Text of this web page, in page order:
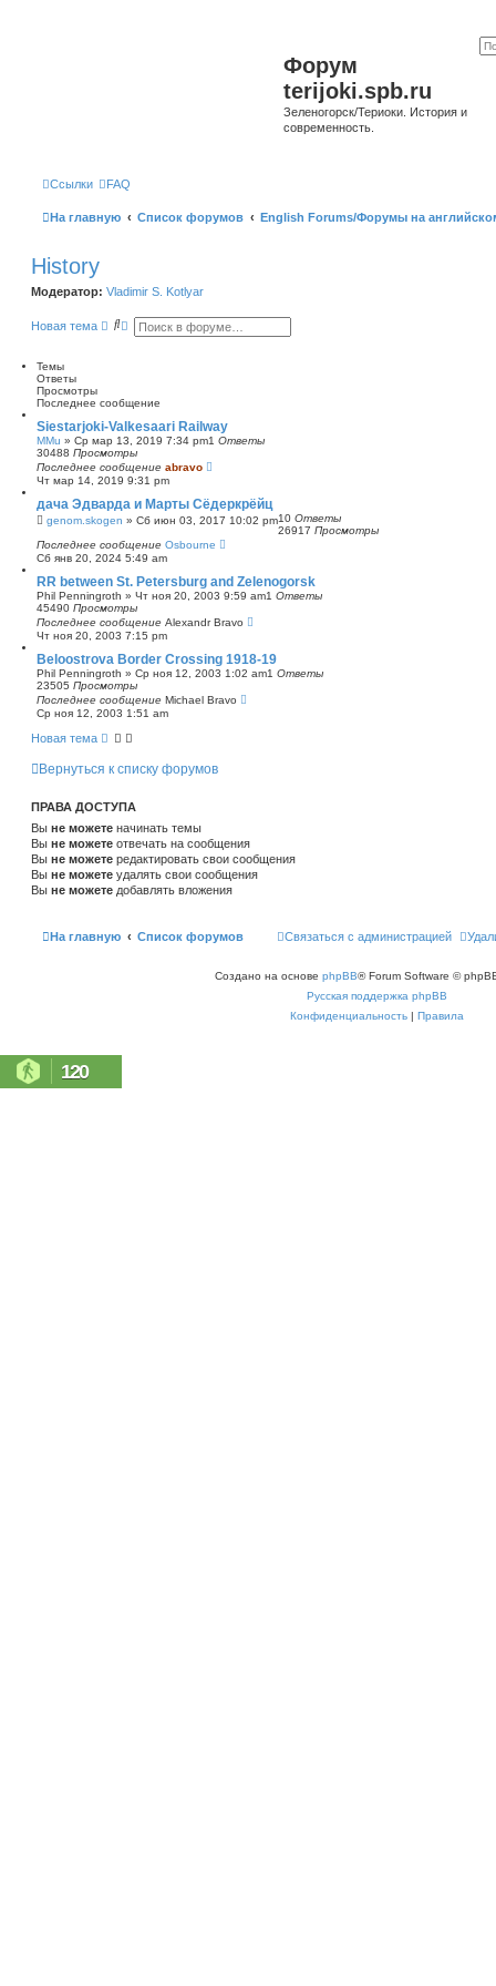
Форум
terijoki.spb.ru
Зеленогорск/Териоки. История и
современность.
Ссылки FAQ
На главную Список форумов English Forums/Форумы на
History
Модератор: Vladimir S. Kotlyar
Новая тема
П Р
е
н
ы
й
п
о
с
к
Темы
Ответы
Просмотры
Последнее сообщение
Siestarjoki-Valkesaari Railway
MMu » Ср мар 13, 2019 7:34 pm1 Ответы
30488 Просмотры
Последнее сообщение abravo
Чт мар 14, 2019 9:31 pm
дача Эдварда и Марты Сёдеркрёйц
genom.skogen » Сб июн 03, 2017 10:02 pm10 Ответы
26917 Просмотры
Последнее сообщение Osbourne
Сб янв 20, 2024 5:49 am
RR between St. Petersburg and Zelenogorsk
Phil Penningroth » Чт ноя 20, 2003 9:59 am1 Ответы
45490 Просмотры
Последнее сообщение Alexandr Bravo
Чт ноя 20, 2003 7:15 pm
Beloostrova Border Crossing 1918-19
Phil Penningroth » Ср ноя 12, 2003 1:02 am1 Ответы
23505 Просмотры
Последнее сообщение Michael Bravo
Ср ноя 12, 2003 1:51 am
Новая тема
Вернуться к списку форумов
ПРАВА ДОСТУПА
Вы не можете начинать темы
Вы не можете отвечать на сообщения
Вы не можете редактировать свои сообщения
Вы не можете удалять свои сообщения
Вы не можете добавлять вложения
На главную Список форумов Связаться с администрацией
Создано на основе phpBB® Forum Software ©
Русская поддержка phpBB
Конфиденциальность | Правила
120